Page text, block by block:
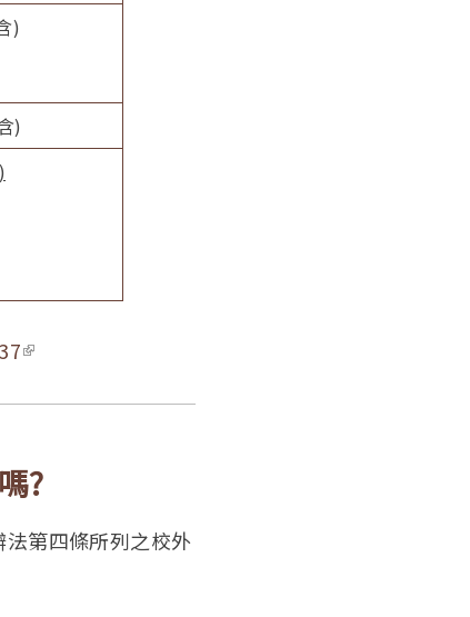
)
)
(link is external)
?
第四條所列之校外